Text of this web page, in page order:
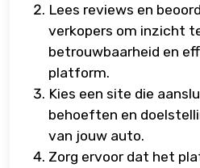
Lees reviews en
verkopers om inzicht
betrouwbaarheid en
platform.
Kies een site die
behoeften en
van jouw auto.
Zorg ervoor dat het